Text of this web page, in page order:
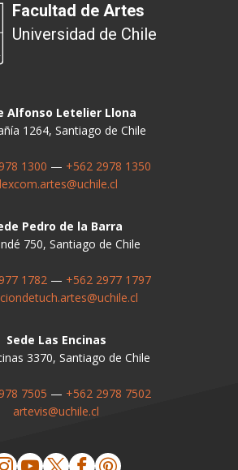
Facultad de Artes
Universidad de Chile
Alfonso Letelier Llona
1264, Santiago de Chile
1300 — +562 2978 1350
Pedro de la Barra
750, Santiago de Chile
1782 — +562 2977 1797
Sede Las Encinas
3370, Santiago de Chile
7505 — +562 2978 7502
artevis@uchile.cl